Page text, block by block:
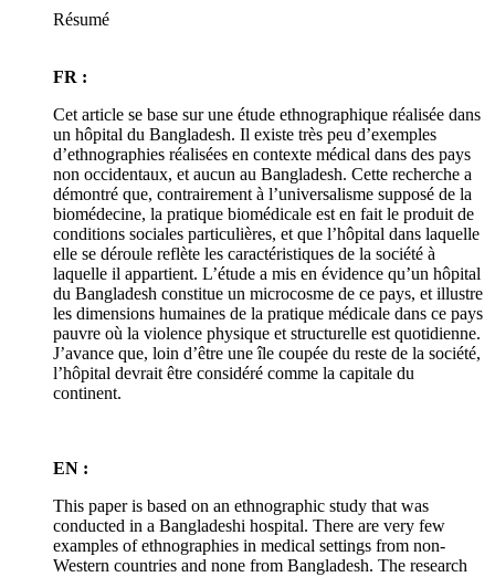
Résumé
FR :
Cet article se base sur une étude ethnographique réalisée dans
un hôpital du Bangladesh. Il existe très peu d’exemples
d’ethnographies réalisées en contexte médical dans des pays
non occidentaux, et aucun au Bangladesh. Cette recherche a
démontré que, contrairement à l’universalisme supposé de la
biomédecine, la pratique biomédicale est en fait le produit de
conditions sociales particulières, et que l’hôpital dans laquelle
elle se déroule reflète les caractéristiques de la société à
laquelle il appartient. L’étude a mis en évidence qu’un hôpital
du Bangladesh constitue un microcosme de ce pays, et illustre
les dimensions humaines de la pratique médicale dans ce pays
pauvre où la violence physique et structurelle est quotidienne.
J’avance que, loin d’être une île coupée du reste de la société,
l’hôpital devrait être considéré comme la capitale du
continent.
EN :
This paper is based on an ethnographic study that was
conducted in a Bangladeshi hospital. There are very few
examples of ethnographies in medical settings from non-
Western countries and none from Bangladesh. The research